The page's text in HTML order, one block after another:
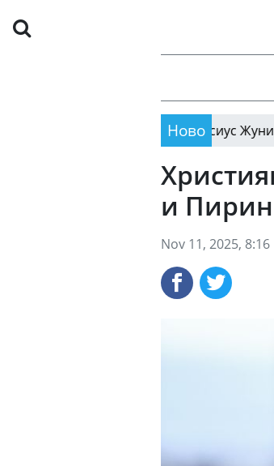
Ново
какво ще покаже Винисиус Жуниор след
и Пирин
Nov 11, 2025, 8:16